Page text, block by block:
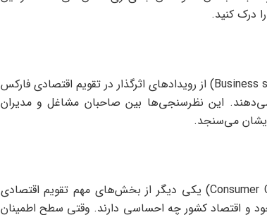
درک کنید.
نظرسنجی‌های احساسات کسب و کارها (Business sentiment surveys) از رویدادهای اثرگذار در تقویم اقتصادی فارکس
این نظرسنجی‌ها بین صاحبان مشاغل و مدیران
می‌سنجد.
نظرسنجی‌های اطمینان مصرف کننده (Consumer Confidence Surveys) یکی دیگر از بخش‌های مهم تقویم اقتصادی
و اقتصاد کشور چه احساسی دارند. وقتی سطح اطمینان